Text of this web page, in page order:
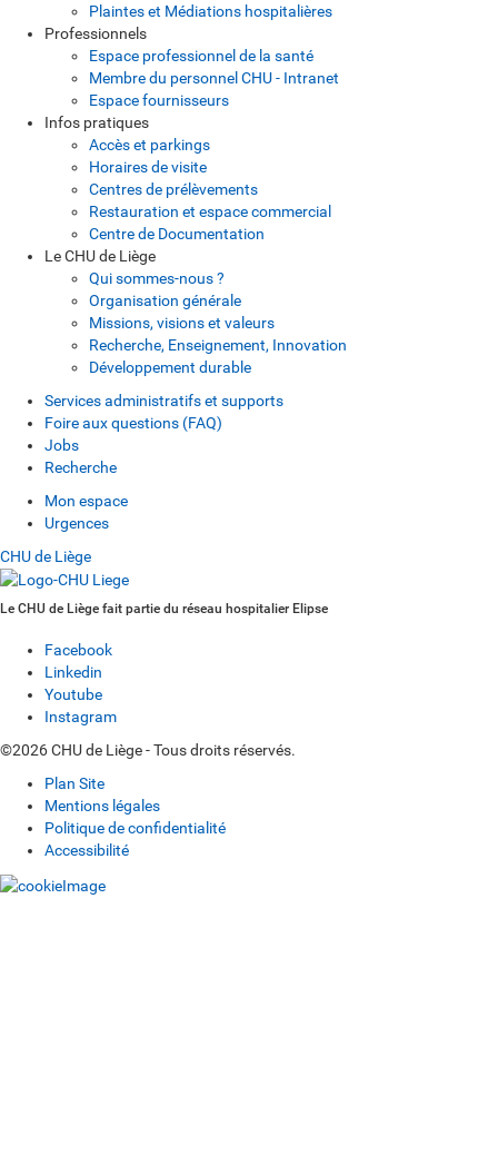
Plaintes et Médiations hospitalières
Professionnels
Espace professionnel de la santé
Membre du personnel CHU - Intranet
Espace fournisseurs
Infos pratiques
Accès et parkings
Horaires de visite
Centres de prélèvements
Restauration et espace commercial
Centre de Documentation
Le CHU de Liège
Qui sommes-nous ?
Organisation générale
Missions, visions et valeurs
Recherche, Enseignement, Innovation
Développement durable
Services administratifs et supports
Foire aux questions (FAQ)
Jobs
Recherche
Mon espace
Urgences
CHU de Liège
Le CHU de Liège fait partie du réseau hospitalier Elipse
Facebook
Linkedin
Youtube
Instagram
©2026 CHU de Liège - Tous droits réservés.
Plan Site
Mentions légales
Politique de confidentialité
Accessibilité